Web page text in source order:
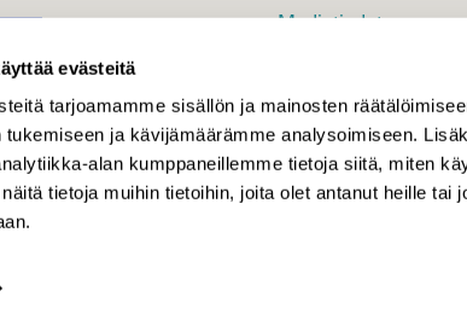
evästeitä
tarjoamamme sisällön ja mainosten
tukemiseen ja kävijämäärämme analysoimiseen.
alan kumppaneillemme tietoja siitä, miten
tietoja muihin tietoihin, joita olet antanut heille tai
Mediatiedot
KIRJAUDU